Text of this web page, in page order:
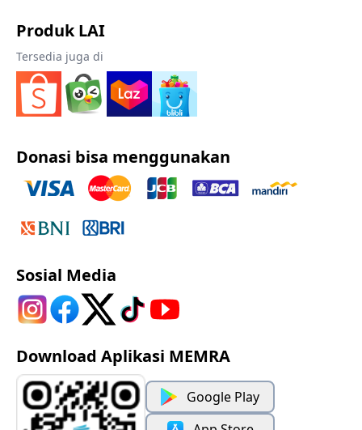
Produk LAI
Tersedia juga di
Donasi bisa menggunakan
Sosial Media
Download Aplikasi MEMRA
Google Play